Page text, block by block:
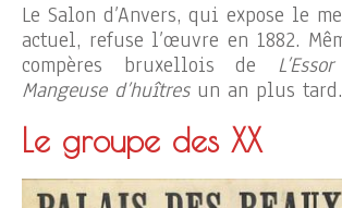
Le Salon d’Anvers, qui expose le
actuel, refuse l’œuvre en 1882.
compères bruxellois de L’Essor
Mangeuse d’huîtresun an plus tard.
Le groupe des XX